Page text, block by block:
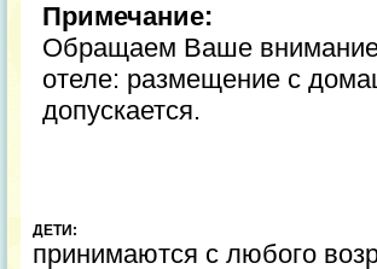
Примечание:
Обращаем Ваше
отеле: размещение с
допускается.
ДЕТИ:
принимаются с любого